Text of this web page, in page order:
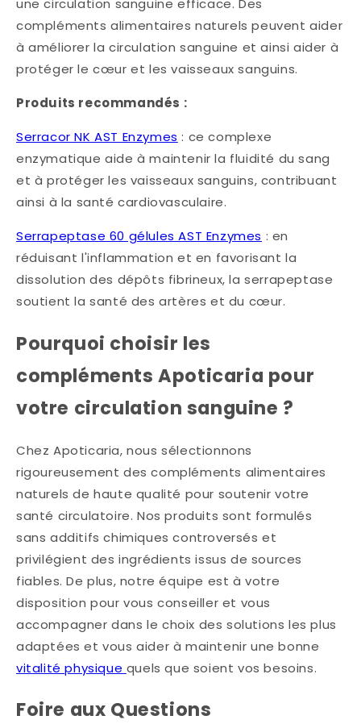
une circulation sanguine efficace. Des
compléments alimentaires naturels peuvent aider
à améliorer la circulation sanguine et ainsi aider à
protéger le cœur et les vaisseaux sanguins.​
Produits recommandés :
Serracor NK AST Enzymes : ce complexe
enzymatique aide à maintenir la fluidité du sang
et à protéger les vaisseaux sanguins, contribuant
ainsi à la santé cardiovasculaire.​
Serrapeptase 60 gélules AST Enzymes : en
réduisant l'inflammation et en favorisant la
dissolution des dépôts fibrineux, la serrapeptase
soutient la santé des artères et du cœur.
Pourquoi choisir les
compléments Apoticaria pour
votre circulation sanguine ?
Chez Apoticaria, nous sélectionnons
rigoureusement des compléments alimentaires
naturels de haute qualité pour soutenir votre
santé circulatoire. Nos produits sont formulés
sans additifs chimiques controversés et
privilégient des ingrédients issus de sources
fiables. De plus, notre équipe est à votre
disposition pour vous conseiller et vous
accompagner dans le choix des solutions les plus
adaptées et vous aider à maintenir une bonne
vitalité physique quels que soient vos besoins.
Foire aux Questions